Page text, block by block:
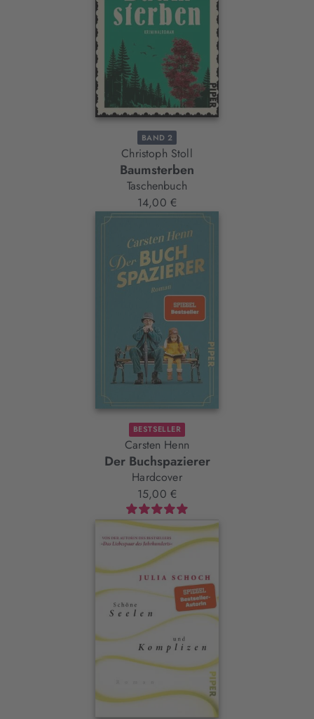
BAND 2
Christoph Stoll
Baumsterben
Taschenbuch
14,00 €
BESTSELLER
Carsten Henn
Der Buchspazierer
Hardcover
15,00 €